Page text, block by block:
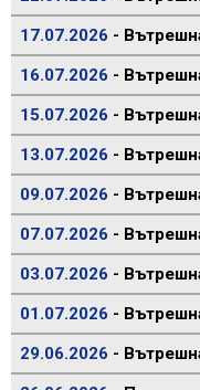
17.07.2026 -
16.07.2026 -
15.07.2026 -
13.07.2026 -
09.07.2026 -
07.07.2026 -
03.07.2026 -
01.07.2026 -
29.06.2026 -